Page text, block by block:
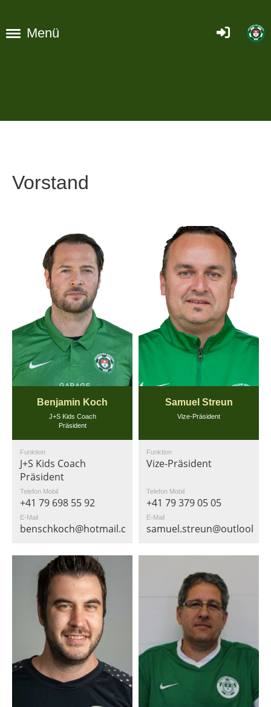
Menü
Vorstand
Benjamin Koch
J+S Kids Coach
Präsident
Funktion
J+S Kids Coach
Präsident
Telefon Mobil
+41 79 698 55 92
E-Mail
benschkoch@hotmail.com
Samuel Streun
Vize-Präsident
Funktion
Vize-Präsident
Telefon Mobil
+41 79 379 05 05
E-Mail